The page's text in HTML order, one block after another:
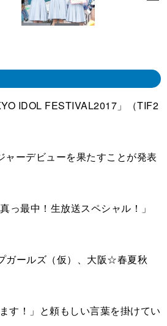
IDOL FESTIVAL2017」（TIF2
ーデビューを果たすことが発表
最中！生放送スペシャル！」
ガールズ（仮）、大阪☆春夏秋
す！」と頼もしい言葉を掛けてい